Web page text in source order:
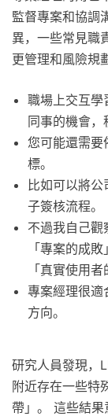
監督專案和協調
異，一些常見職
更管理和風險規
職場上交互學
同事的機會，
您可能還需要
標。
比如可以將
子簽核流程。
不過我自己
「專案的成
「真實使用者
專案經理很適
方向。
研究人員發現，
附近存在一些特
帶」。 這些結